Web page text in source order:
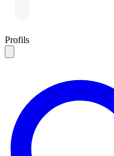
Profils